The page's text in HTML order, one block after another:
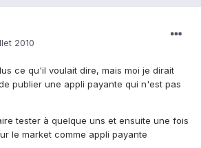
2010
ce qu'il voulait dire, mais moi je dirait
publier une appli payante qui n'est pas
tester à quelque uns et ensuite une fois
le market comme appli payante